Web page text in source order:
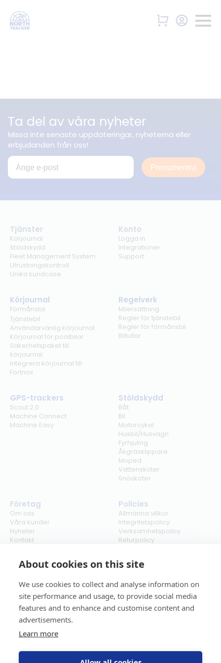
About cookies on this site
We use cookies to collect and analyse information on
site performance and usage, to provide social media
features and to enhance and customise content and
advertisements.
Learn more
Ta del av våra nyheter
Missa inte senaste uppdateringar, nyheterna eller
erbjudanden från oss!
Prenumerera
Tjänster
Körjournal
Stöldskydd
Fleet Management System
Utrustningskontroll
Unika kundcase
Konto
Logga in
Integrationer
Support
Körjournal
Förmånsbil
Tjänstebil
Användarvänlig körjournal
Körjournal för poolbilar
Säkerhetspaket till
körjournal
Integrera körjournal till
Fortnox
Regelverk
Milersättning
Regler för tjänstebil
Regler för förmånsbil
Biltullar
GPS-trackers
Scout 2.0
Machine Connect
Machine Easy
Stöldskydd
Båt
Bil
Motorcykel
Husbil/Husvagn
Fyrhjuling
Åkgräsklippare
Moped
Vattenskoter
Snöskoter
Företag
Om oss
Våra kunder
Nyheter
Kontakt
Policies
Allmänna villkor
Integritetspolicy
Verksamhetspolicy
Returpolicy
Cookies